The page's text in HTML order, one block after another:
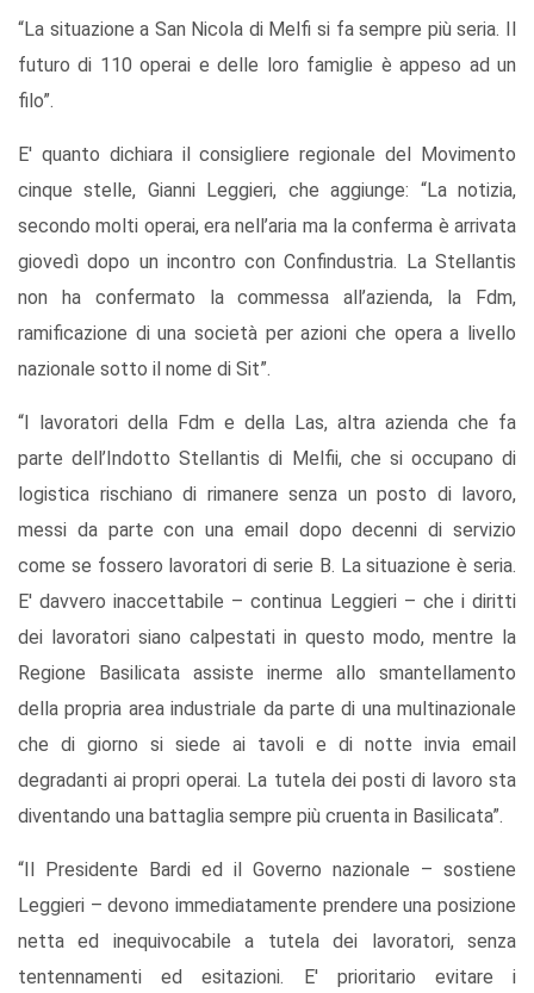
“La situazione a San Nicola di Melfi si fa sempre più seria. Il
futuro di 110 operai e delle loro famiglie è appeso ad un
filo”.
E' quanto dichiara il consigliere regionale del Movimento
cinque stelle, Gianni Leggieri, che aggiunge: “La notizia,
secondo molti operai, era nell’aria ma la conferma è arrivata
giovedì dopo un incontro con Confindustria. La Stellantis
non ha confermato la commessa all’azienda, la Fdm,
ramificazione di una società per azioni che opera a livello
nazionale sotto il nome di Sit”.
“I lavoratori della Fdm e della Las, altra azienda che fa
parte dell’Indotto Stellantis di Melfii, che si occupano di
logistica rischiano di rimanere senza un posto di lavoro,
messi da parte con una email dopo decenni di servizio
come se fossero lavoratori di serie B. La situazione è seria.
E' davvero inaccettabile – continua Leggieri – che i diritti
dei lavoratori siano calpestati in questo modo, mentre la
Regione Basilicata assiste inerme allo smantellamento
della propria area industriale da parte di una multinazionale
che di giorno si siede ai tavoli e di notte invia email
degradanti ai propri operai. La tutela dei posti di lavoro sta
diventando una battaglia sempre più cruenta in Basilicata”.
“Il Presidente Bardi ed il Governo nazionale – sostiene
Leggieri – devono immediatamente prendere una posizione
netta ed inequivocabile a tutela dei lavoratori, senza
tentennamenti ed esitazioni. E' prioritario evitare i